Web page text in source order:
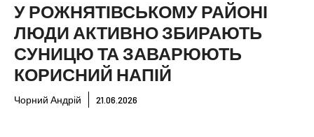
У РОЖНЯТІВСЬКОМУ РАЙОНІ
ЛЮДИ АКТИВНО ЗБИРАЮТЬ
СУНИЦЮ ТА ЗАВАРЮЮТЬ
КОРИСНИЙ НАПІЙ
Чорний Андрій 21.06.2026